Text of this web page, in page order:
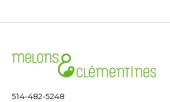
514-482-5248